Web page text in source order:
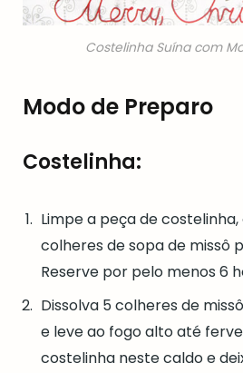
Costelinha Suína com
Modo de Preparo
Costelinha:
Limpe a peça de costelinha,
colheres de sopa de missô
Reserve por pelo menos 6
Dissolva 5 colheres de
e leve ao fogo alto até
costelinha neste caldo e